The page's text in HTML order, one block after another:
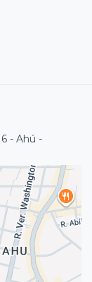
- Ahú -